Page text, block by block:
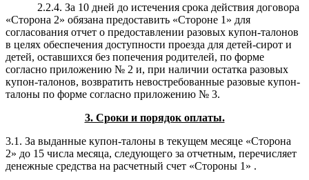
2.2.4. За 10 дней до истечения срока действия договора
«Сторона 2» обязана предоставить «Стороне 1» для
согласования отчет о предоставлении разовых купон-талонов
в целях обеспечения доступности проезда для детей-сирот и
детей, оставшихся без попечения родителей, по форме
согласно приложению № 2 и, при наличии остатка разовых
купон-талонов, возвратить невостребованные разовые купон-
талоны по форме согласно приложению № 3.
3. Сроки и порядок оплаты.
3.1. За выданные купон-талоны в текущем месяце «Сторона
2» до 15 числа месяца, следующего за отчетным, перечисляет
денежные средства на расчетный счет «Стороны 1» .